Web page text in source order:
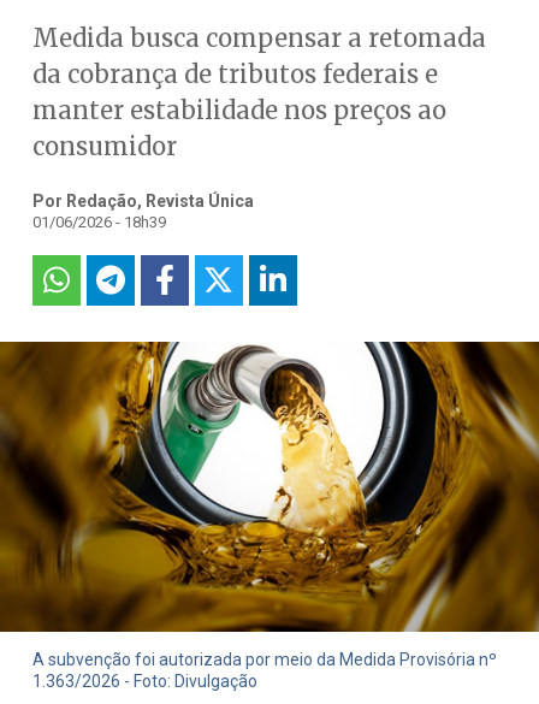
Medida busca compensar a retomada
da cobrança de tributos federais e
manter estabilidade nos preços ao
consumidor
Por Redação, Revista Única
01/06/2026 - 18h39
A subvenção foi autorizada por meio da Medida Provisória nº
1.363/2026 - Foto: Divulgação